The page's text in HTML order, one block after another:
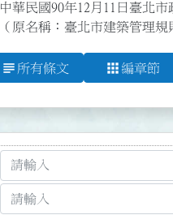
中華民國90年12月11日臺北
（原名稱：臺北市建築管理
subject 所有條文 apps 編章節